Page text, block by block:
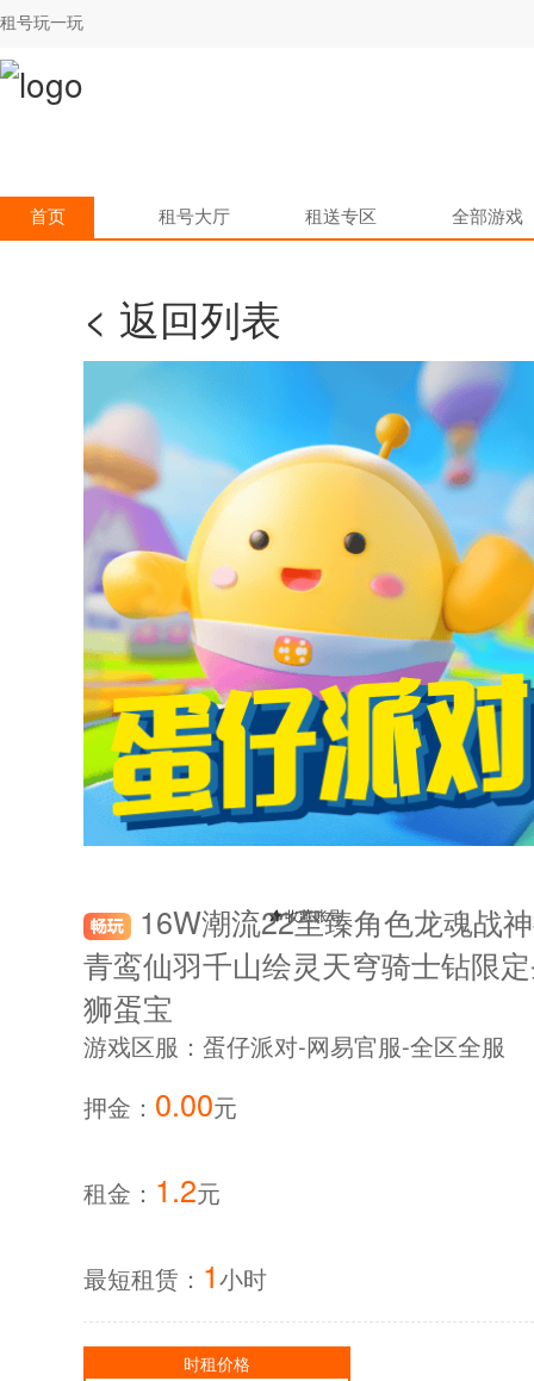
租号玩一玩
首页 租号大厅 租送专区 全部游戏
< 返回列表
收藏账号
16W潮流22至臻角色龙魂战
青鸾仙羽千山绘灵天穹骑士钻限
狮蛋宝
游戏区服：蛋仔派对-网易官服-全区全服
押金： 0.00元
租金： 1.2元
最短租赁： 1小时
时租价格